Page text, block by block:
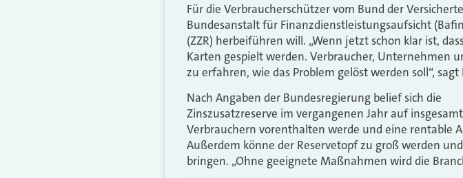
Für die Verbraucherschützer vom Bund der
Bundesanstalt für Finanzdienstleistungsaufsicht
(ZZR) herbeiführen will. „Wenn jetzt schon klar ist,
Karten gespielt werden. Verbraucher, Unternehmen
zu erfahren, wie das Problem gelöst werden soll“,
Nach Angaben der Bundesregierung belief sich die
Zinszusatzreserve im vergangenen Jahr auf
Verbrauchern vorenthalten werde und eine rentable
Außerdem könne der Reservetopf zu groß werden
bringen. „Ohne geeignete Maßnahmen wird die